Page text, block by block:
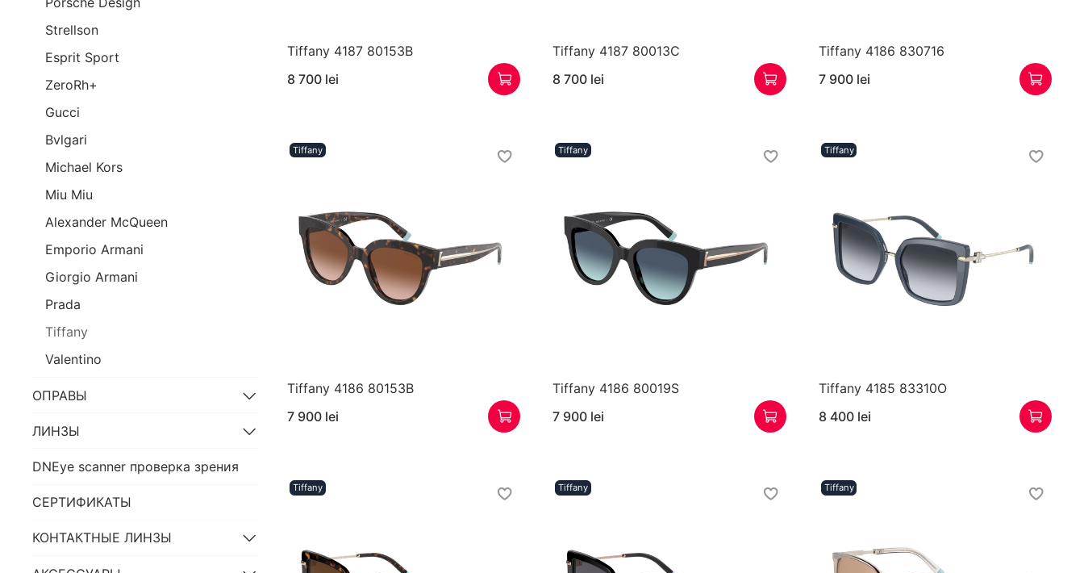
Tiffany 4187 80153B
8 700 lei
Tiffany 4187 80013C
8 700 lei
Tiffany 4186 830716
7 900 lei
Tiffany
Tiffany 4186 80153B
7 900 lei
Tiffany
Tiffany 4186 80019S
7 900 lei
Tiffany
Tiffany 4185 83310O
8 400 lei
Tiffany Tiffany Tiffany
Strellson
Esprit Sport
ZeroRh+
Gucci
Bvlgari
Michael Kors
Miu Miu
Alexander McQueen
Emporio Armani
Giorgio Armani
Prada
Tiffany
Valentino
ОПРАВЫ
ЛИНЗЫ
DNEye scanner проверка зрения
СЕРТИФИКАТЫ
КОНТАКТНЫЕ ЛИНЗЫ